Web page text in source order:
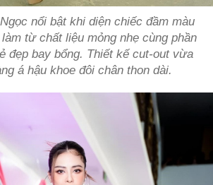
nổi bật khi diện chiếc đầm màu
từ chất liệu mỏng nhẹ cùng phần
đẹp bay bổng. Thiết kế cut-out vừa
á hậu khoe đôi chân thon dài.